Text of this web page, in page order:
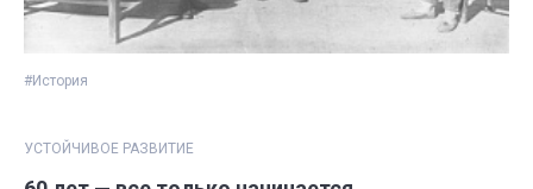
#История
УСТОЙЧИВОЕ РАЗВИТИЕ